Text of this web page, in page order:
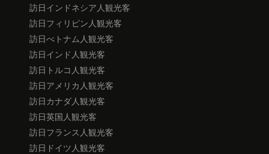
訪日インドネシア人観光客
訪日フィリピン人観光客
訪日べトナム人観光客
訪日インド人観光客
訪日トルコ人観光客
訪日アメリカ人観光客
訪日カナダ人観光客
訪日英国人観光客
訪日フランス人観光客
訪日ドイツ人観光客